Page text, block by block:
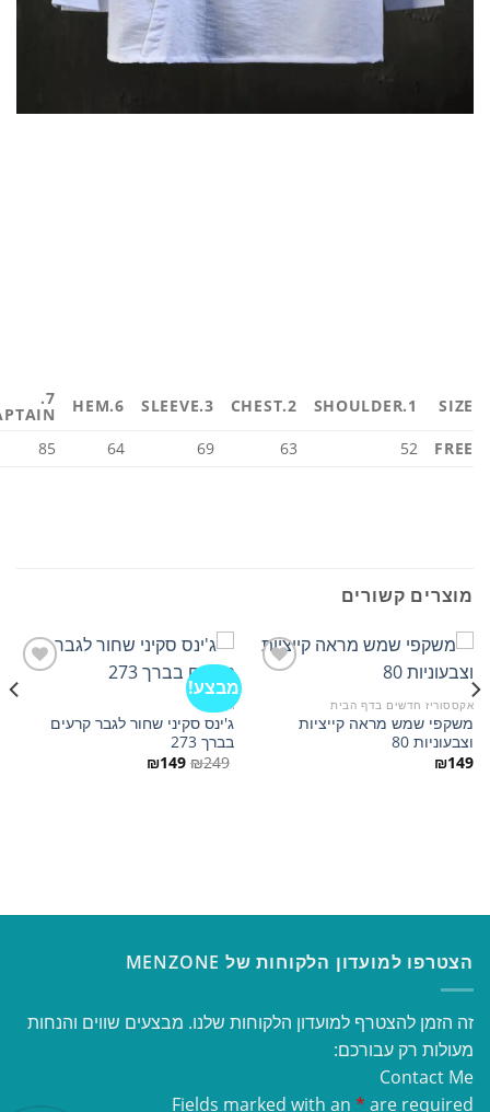
SIZE
1.SHOULDER
2.CHEST
3.SLEEVE
6.HEM
7.
FREE
52
63
69
64
85
מוצרים קשורים
אקססוריז חדשים בדף הבית
משקפי שמש מראה קייציות
וצבעוניות 80
₪149
מבצע!
ג'ינסים
ג'ינס סקיני שחור לגבר קרעים
בברך 273
₪249 המחיר
המקורי
₪149 המחיר
הנוכחי
הצטרפו למועדון הלקוחות של MENZONE
זה הזמן להצטרף למועדון הלקוחות שלנו. מבצעים שווים והנחות
מעולות רק עבורכם:
Contact Me
Fields marked with an * are required